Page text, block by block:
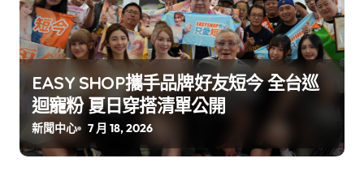
EASY SHOP攜手品牌好友短今 全台巡
迴寵粉 夏日穿搭清單公開
新聞中心 7 月 18, 2026